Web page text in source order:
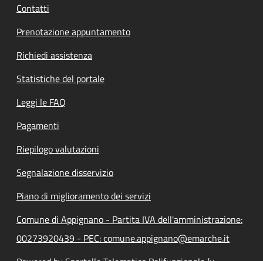
Contatti
Prenotazione appuntamento
Richiedi assistenza
Statistiche del portale
Leggi le FAQ
Pagamenti
Riepilogo valutazioni
Segnalazione disservizio
Piano di miglioramento dei servizi
Comune di Appignano - Partita IVA dell'amministrazione:
00273920439 - PEC: comune.appignano@emarche.it